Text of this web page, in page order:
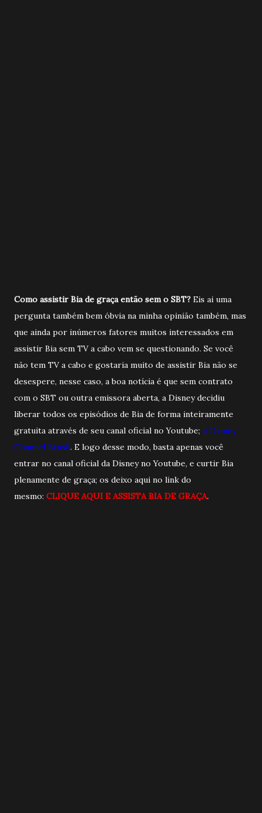
Como assistir Bia de graça então sem o SBT? Eis ai uma
pergunta também bem óbvia na minha opinião também, mas
que ainda por inúmeros fatores muitos interessados em
assistir Bia sem TV a cabo vem se questionando. Se você
não tem TV a cabo e gostaria muito de assistir Bia não se
desespere, nesse caso, a boa notícia é que sem contrato
com o SBT ou outra emissora aberta, a Disney decidiu
liberar todos os episódios de Bia de forma inteiramente
gratuita através de seu canal oficial no Youtube; o Disney
Channel Brasil. E logo desse modo, basta apenas você
entrar no canal oficial da Disney no Youtube, e curtir Bia
plenamente de graça; os deixo aqui no link do
mesmo: CLIQUE AQUI E ASSISTA BIA DE GRAÇA.